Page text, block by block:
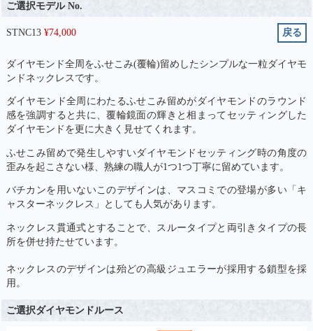
ご選択モデル No.
STNC13 ¥74,000 戻る
ダイヤモンド全周をふせこみ(覆輪)留めしたシンプルな一粒ダイヤモ
ンドネックレスです。
ダイヤモンド全周にわたるふせこみ留めがダイヤモンドのラウンド
感を強調すると共に、覆輪鏡面の輝きと相まってセッティングした
ダイヤモンドを更に大きく見せてくれます。
ふせこみ留めで発生しやすいダイヤモンドセッティング時の角度の
歪みを起こさない様、熟練の職人が1つ1つ丁寧に留めています。
バチカンを用いないこのデザインは、マスコミでの登場が多い「キ
ャスターネックレス」としても人気があります。
ネックレス貫通式とすることで、スルータイプと両引きタイプの長
所を併せ持たせています。
ネックレスのデザインは殆どの高級ジュエラーが採用する鎖型を採
用。
ご選択ダイヤモンドルース